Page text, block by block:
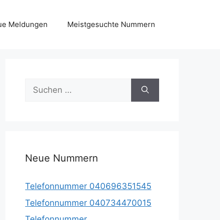
Meldungen Meistgesuchte Nummern
Suche
nach:
Neue Nummern
Telefonnummer 040696351545
Telefonnummer 040734470015